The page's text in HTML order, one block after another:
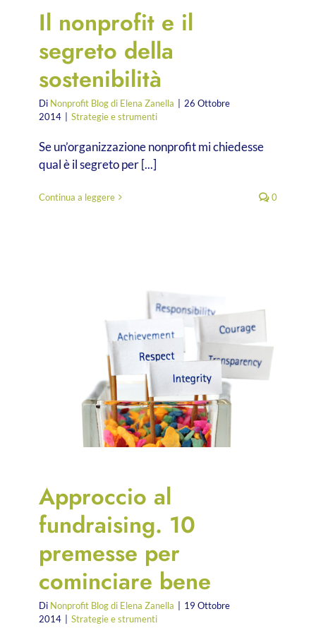
Il nonprofit e il
segreto della
sostenibilità
Di Nonprofit Blog di Elena Zanella
26 Ottobre
2014
Strategie e strumenti
Se un’organizzazione nonprofit mi chiedesse
qual è il segreto per [...]
Continua a leggere 0
Approccio al
fundraising. 10
premesse per
cominciare bene
Di Nonprofit Blog di Elena Zanella
19 Ottobre
2014
Strategie e strumenti